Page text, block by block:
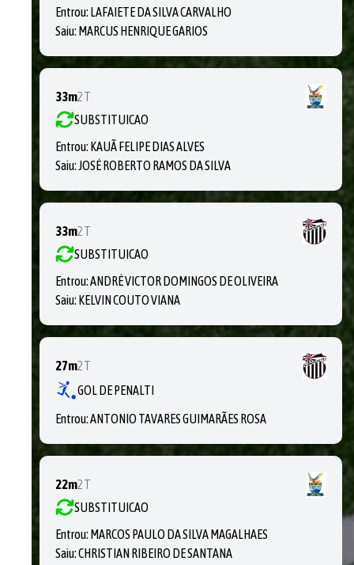
Entrou: LAFAIETE DA SILVA CARVALHO
Saiu: MARCUS HENRIQUE GARIOS
33m2T
SUBSTITUICAO
Entrou: KAUÃ FELIPE DIAS ALVES
Saiu:JOSÉ ROBERTO RAMOS DA SILVA
33m2T
SUBSTITUICAO
Entrou:ANDRÉ VICTOR DOMINGOS DE OLIVEIRA
Saiu: KELVIN COUTO VIANA
27m2T
GOL DE PENALTI
Entrou:ANTONIO TAVARES GUIMARÃES ROSA
22m2T
SUBSTITUICAO
Entrou: MARCOS PAULO DA SILVA MAGALHAES
Saiu:CHRISTIAN RIBEIRO DE SANTANA